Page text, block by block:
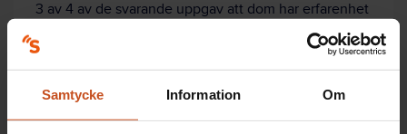
Samtycke Information Om
3 av 4 av de svarande uppgav att dom har erfarenhet
information som bedöms som felaktig har
spridits
procent att
arbetsmiljön påverkas negativt
och 23
procent att denpsykiska hälsan påverkas negativt.